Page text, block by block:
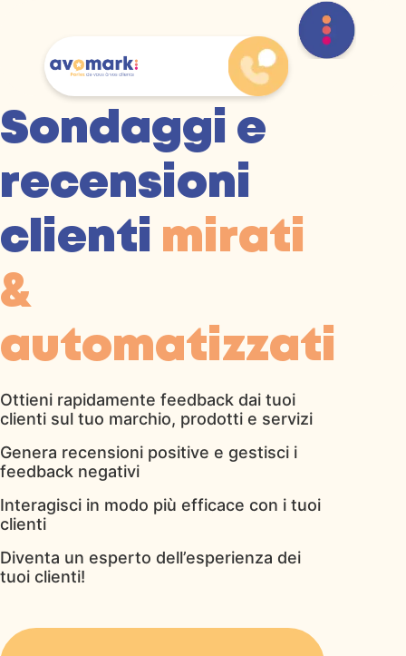
Sondaggi e
recensioni
clienti mirati
&
automatizzati
Ottieni rapidamente feedback dai tuoi
clienti sul tuo marchio, prodotti e servizi
Genera recensioni positive e gestisci i
feedback negativi
Interagisci in modo più efficace con i tuoi
clienti
Diventa un esperto dell’esperienza dei
tuoi clienti!